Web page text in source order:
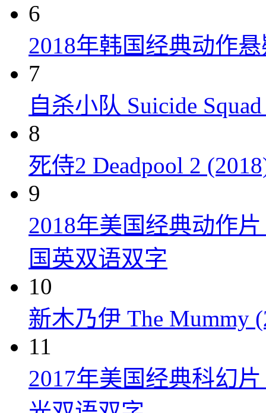
6
2018年韩国经典动作
7
自杀小队 Suicide
8
死侍2 Deadpool 2
9
2018年美国经典动作
国英双语双字
10
新木乃伊 The Mummy
11
2017年美国经典科幻